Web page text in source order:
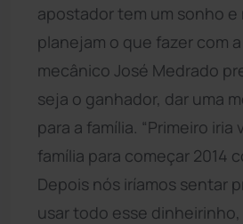
apostador tem um sonho e
planejam o que fazer com
mecânico José Medrado
seja o ganhador, dar uma
para a família. “Primeiro iria
família para começar 2014
Depois nós iríamos sentar
usar todo esse